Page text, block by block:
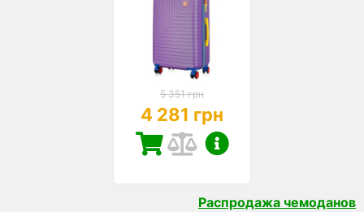
5 351 грн
4 281 грн
Распродажа чемоданов